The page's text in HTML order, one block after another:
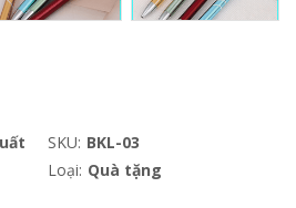
SKU: BKL-03
Loại: Quà tặng